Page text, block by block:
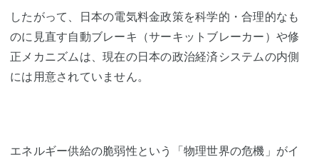
したがって、日本の電気料金政策を科学的・合理的なも
のに見直す自動ブレーキ（サーキットブレーカー）や修
正メカニズムは、現在の日本の政治経済システムの内側
には用意されていません。
エネルギー供給の脆弱性という「物理世界の危機」がイ